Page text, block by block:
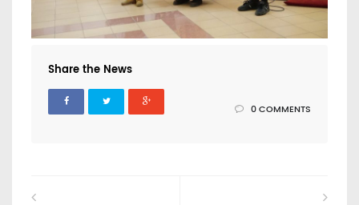
Share the News
0 COMMENTS